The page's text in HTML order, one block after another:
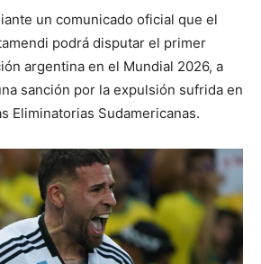
un comunicado oficial que el
podrá disputar el primer
argentina en el Mundial 2026, a
sanción por la expulsión sufrida en
Eliminatorias Sudamericanas.